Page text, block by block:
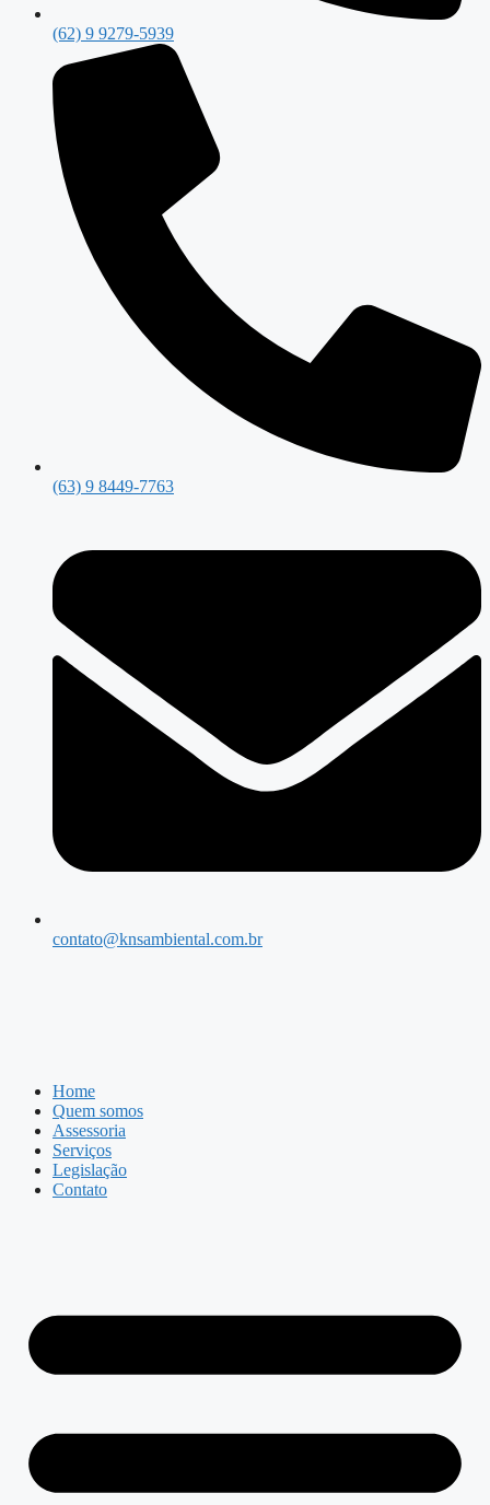
(62) 9 9279-5939
(63) 9 8449-7763
contato@knsambiental.com.br
Home
Quem somos
Assessoria
Serviços
Legislação
Contato